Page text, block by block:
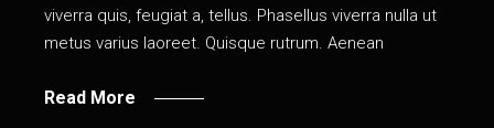
viverra quis, feugiat a, tellus. Phasellus viverra nulla ut
metus varius laoreet. Quisque rutrum. Aenean
Read More